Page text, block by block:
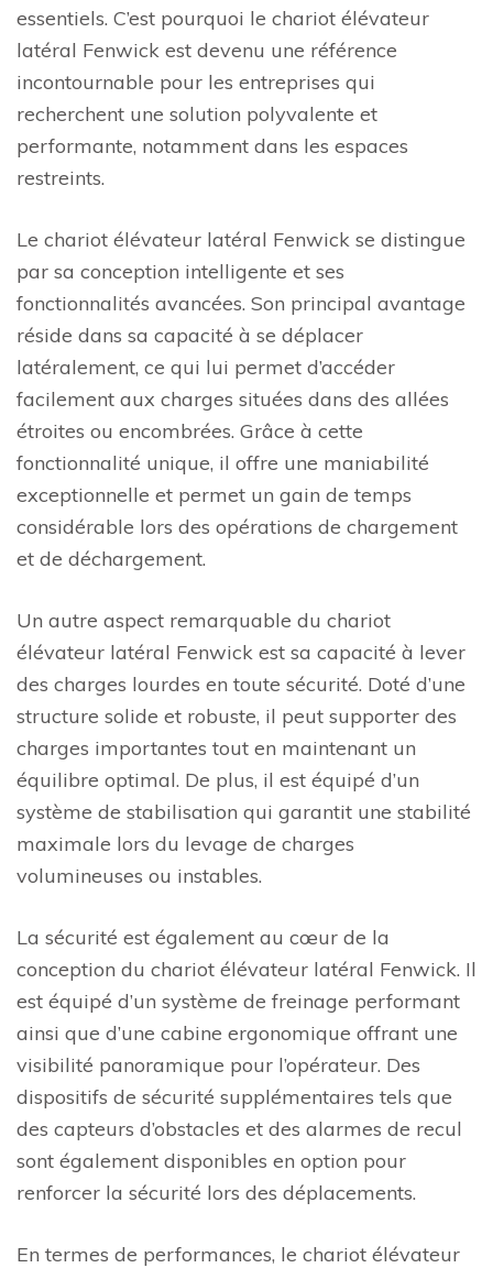
essentiels. C’est pourquoi le chariot élévateur
latéral Fenwick est devenu une référence
incontournable pour les entreprises qui
recherchent une solution polyvalente et
performante, notamment dans les espaces
restreints.
Le chariot élévateur latéral Fenwick se distingue
par sa conception intelligente et ses
fonctionnalités avancées. Son principal avantage
réside dans sa capacité à se déplacer
latéralement, ce qui lui permet d’accéder
facilement aux charges situées dans des allées
étroites ou encombrées. Grâce à cette
fonctionnalité unique, il offre une maniabilité
exceptionnelle et permet un gain de temps
considérable lors des opérations de chargement
et de déchargement.
Un autre aspect remarquable du chariot
élévateur latéral Fenwick est sa capacité à lever
des charges lourdes en toute sécurité. Doté d’une
structure solide et robuste, il peut supporter des
charges importantes tout en maintenant un
équilibre optimal. De plus, il est équipé d’un
système de stabilisation qui garantit une stabilité
maximale lors du levage de charges
volumineuses ou instables.
La sécurité est également au cœur de la
conception du chariot élévateur latéral Fenwick. Il
est équipé d’un système de freinage performant
ainsi que d’une cabine ergonomique offrant une
visibilité panoramique pour l’opérateur. Des
dispositifs de sécurité supplémentaires tels que
des capteurs d’obstacles et des alarmes de recul
sont également disponibles en option pour
renforcer la sécurité lors des déplacements.
En termes de performances, le chariot élévateur